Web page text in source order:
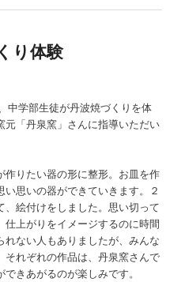
り体験
中学部生徒が丹波焼づくりを体
「丹泉窯」さんに指導いただい
作りたい器の形に整形。お皿を作
思いの器ができていきます。２
絵付けをしました。思い切って
上がりをイメージするのに時間
ない人もありましたが、みんな
れぞれの作品は、丹泉窯さんで
きあがるのが楽しみです。